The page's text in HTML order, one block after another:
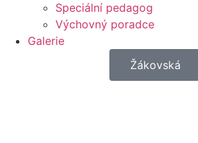
Speciální pedagog
Výchovný poradce
Galerie
Žákovská